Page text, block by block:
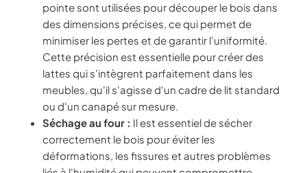
pointe sont utilisées pour découper le bois dans
des dimensions précises, ce qui permet de
minimiser les pertes et de garantir l'uniformité.
Cette précision est essentielle pour créer des
lattes qui s'intègrent parfaitement dans les
meubles, qu'il s'agisse d'un cadre de lit standard
ou d'un canapé sur mesure.
Séchage au four : Il est essentiel de sécher
correctement le bois pour éviter les
déformations, les fissures et autres problèmes